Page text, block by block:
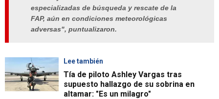
especializadas de búsqueda y rescate de la
FAP, aún en condiciones meteorológicas
adversas", puntualizaron.
Lee también
Tía de piloto Ashley Vargas tras
supuesto hallazgo de su sobrina en
altamar: "Es un milagro"